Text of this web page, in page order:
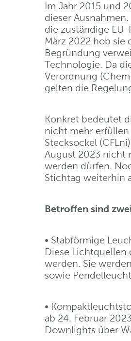
Im Jahr 2015 und
dieser
die zuständige
März 2022 hob sie
Begründung
Technologie. Da
Verordnung
gelten die
Konkret bedeutet
nicht mehr
Stecksockel
August 2023 nicht
werden dürfen.
Stichtag weiterhin
Betroffen sind
• Stabförmige
Diese Lichtquellen
werden. Sie
sowie
•
ab 24. Februar
Downlights über